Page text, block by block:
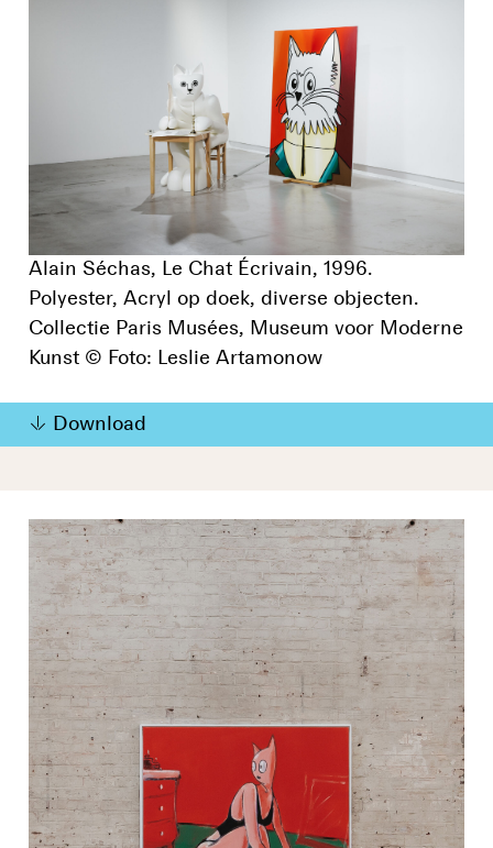
Alain Séchas, Le Chat Écrivain, 1996.
Polyester, Acryl op doek, diverse objecten.
Collectie Paris Musées, Museum voor Moderne
Kunst © Foto: Leslie Artamonow
Download